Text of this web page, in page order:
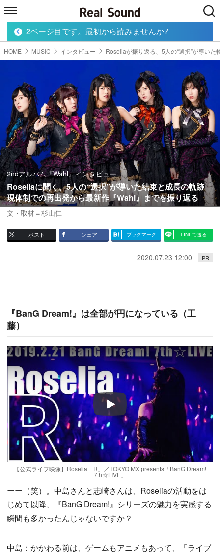
HOME MUSIC MOVIE TECH
HOME MUSIC インタビュー Roseliaが振り返る、5人の“選択”が導いた
2ndアルバム『Wahl』インタビュー
Roseliaに聞く、5人の“選択”が導いた結束と成長の軌跡
現体制での再出発から最新作『Wahl』までを振り返る
文・取材＝杉山仁
ポスト シェア ブックマーク LINEで送る
2020.07.23 12:00 PR
『BanG Dream!』は全部が円になっている（工
藤）
Play
【公式ライブ映像】Roselia「R」／TOKYO MX presents「BanG Dream!
7th☆LIVE」
ーー（笑）。中島さんと志崎さんは、Roseliaの活動をは
じめて以降、『BanG Dream!』シリーズの魅力を実感する
瞬間も多かったんじゃないですか？
中島：かかわる前は、ゲームもアニメもあって、「ライブ
2ページ目です。最初から読みませんか?